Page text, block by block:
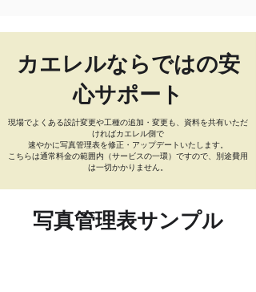
カエレルならではの安
心サポート
現場でよくある設計変更や工種の追加・変更も、資料を共有いただ
ければカエレル側で
速やかに写真管理表を修正・アップデートいたします。
こちらは通常料金の範囲内（サービスの一環）ですので、別途費用
は一切かかりません。
写真管理表サンプル